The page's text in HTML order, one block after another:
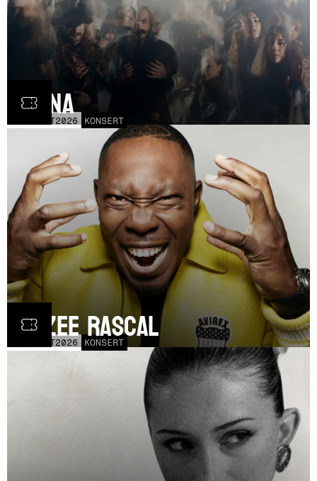
OCT2026 KONSERT
Fauna
OCT2026 KONSERT
Dizzee Rascal